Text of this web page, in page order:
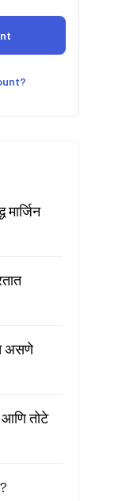
असणे
तोटे